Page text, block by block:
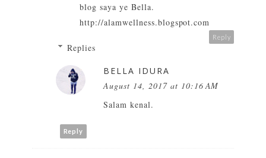
blog saya ye Bella.
http://alamwellness.blogspot.com
Reply
Replies
BELLA IDURA
August 14, 2017 at 10:16 AM
Salam kenal.
Reply